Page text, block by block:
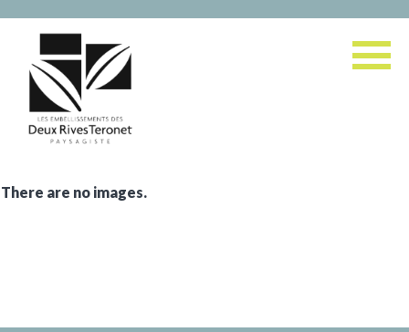
There are no images.